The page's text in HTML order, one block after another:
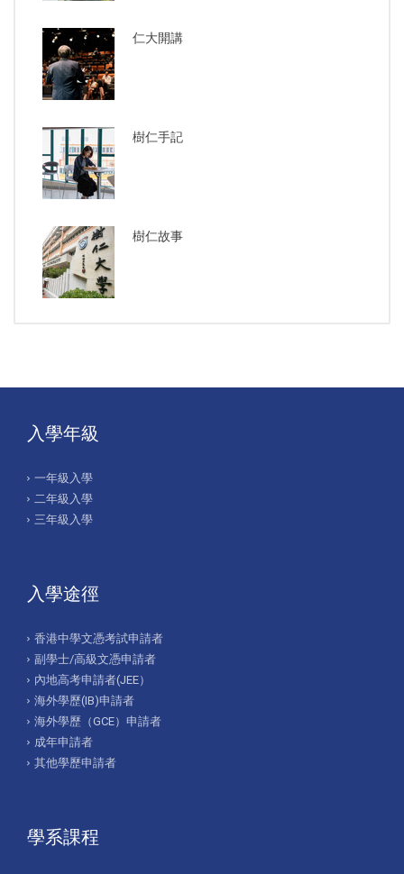
仁大開講
樹仁手記
樹仁故事
入學年級
一年級入學
二年級入學
三年級入學
入學途徑
香港中學文憑考試申請者
副學士/高級文憑申請者
內地高考申請者(JEE）
海外學歷(IB)申請者
海外學歷（GCE）申請者
成年申請者
其他學歷申請者
學系課程